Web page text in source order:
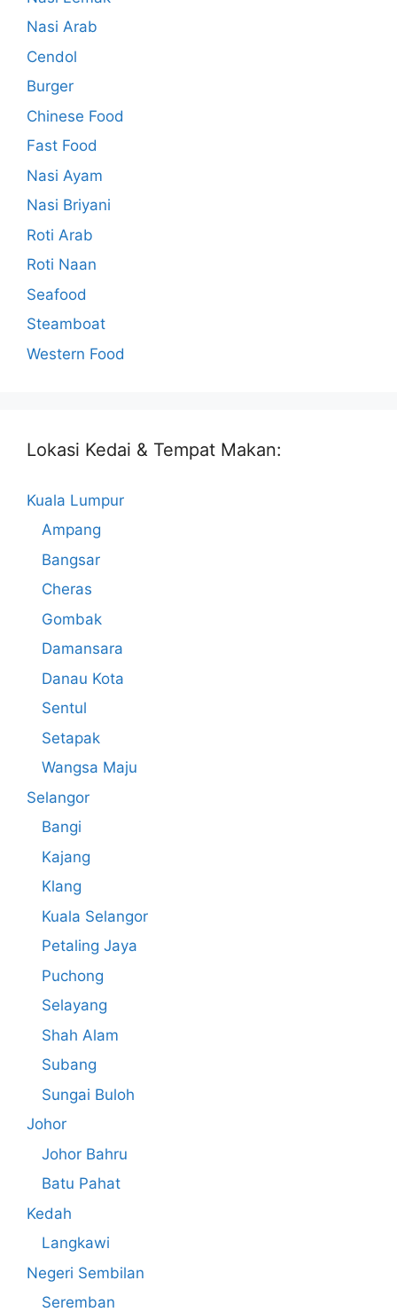
Nasi Arab
Cendol
Burger
Chinese Food
Fast Food
Nasi Ayam
Nasi Briyani
Roti Arab
Roti Naan
Seafood
Steamboat
Western Food
Lokasi Kedai & Tempat Makan:
Kuala Lumpur
Ampang
Bangsar
Cheras
Gombak
Damansara
Danau Kota
Sentul
Setapak
Wangsa Maju
Selangor
Bangi
Kajang
Klang
Kuala Selangor
Petaling Jaya
Puchong
Selayang
Shah Alam
Subang
Sungai Buloh
Johor
Johor Bahru
Batu Pahat
Kedah
Langkawi
Negeri Sembilan
Seremban